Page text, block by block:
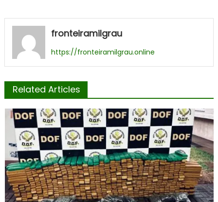
fronteiramilgrau
https://fronteiramilgrau.online
Related Articles